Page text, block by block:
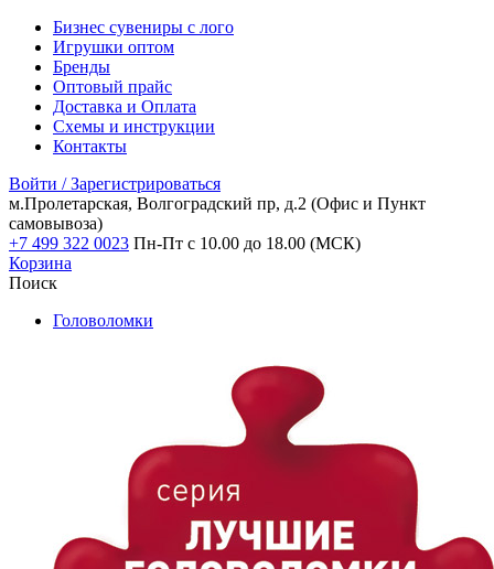
Бизнес сувениры с лого
Игрушки оптом
Бренды
Оптовый прайс
Доставка и Оплата
Схемы и инструкции
Контакты
Войти / Зарегистрироваться
м.Пролетарская, Волгоградский пр, д.2 (Офис и Пункт
самовывоза)
+7 499 322 0023 Пн-Пт с 10.00 до 18.00 (МСК)
Корзина
Поиск
Головоломки